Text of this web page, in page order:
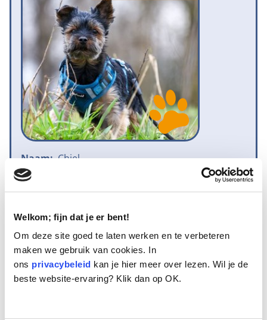
Welkom; fijn dat je er bent!
Om deze site goed te laten werken en te verbeteren
maken we gebruik van cookies. In
ons privacybeleid kan je hier meer over lezen. Wil je de
beste website-ervaring? Klik dan op OK.
Naam: Chiel
Leeftijd:
Reden opvang: Overlijden eigenaar
Hoeveel dagen te gast geweest:
130 dagen
Geplaatst